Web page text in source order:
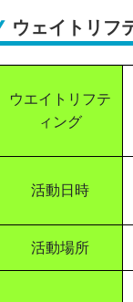
ウェイトリフ
ウエイトリフテ
ィング
活動日時
活動場所